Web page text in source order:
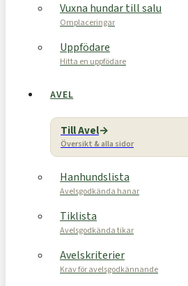
Vuxna hundar till salu
Omplaceringar
Uppfödare
Hitta en uppfödare
AVEL
Till Avel
Översikt & alla sidor
Hanhundslista
Avelsgodkända hanar
Tiklista
Avelsgodkända tikar
Avelskriterier
Krav för avelsgodkännande